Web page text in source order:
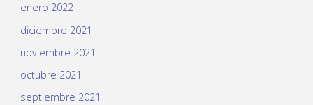
enero 2022
diciembre 2021
noviembre 2021
octubre 2021
septiembre 2021